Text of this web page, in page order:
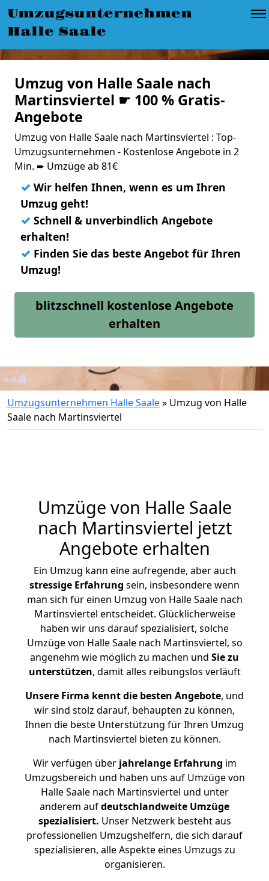
Umzugsunternehmen
Halle Saale
Umzug von Halle Saale nach
Martinsviertel ☛ 100 % Gratis-
Angebote
Umzug von Halle Saale nach Martinsviertel : Top-
Umzugsunternehmen - Kostenlose Angebote in 2
Min. ➨ Umzüge ab 81€
✓ Wir helfen Ihnen, wenn es um Ihren
Umzug geht!
✓ Schnell & unverbindlich Angebote
erhalten!
✓ Finden Sie das beste Angebot für Ihren
Umzug!
blitzschnell kostenlose Angebote
erhalten
Umzugsunternehmen Halle Saale» Umzug von Halle
Saale nach Martinsviertel
Umzüge von Halle Saale
nach Martinsviertel jetzt
Angebote erhalten
Ein Umzug kann eine aufregende, aber auch
stressige Erfahrung sein, insbesondere wenn
man sich für einen Umzug von Halle Saale nach
Martinsviertel entscheidet. Glücklicherweise
haben wir uns darauf spezialisiert, solche
Umzüge von Halle Saale nach Martinsviertel, so
angenehm wie möglich zu machen und Sie zu
unterstützen, damit alles reibungslos verläuft
Unsere Firma kennt die besten Angebote, und
wir sind stolz darauf, behaupten zu können,
Ihnen die beste Unterstützung für Ihren Umzug
nach Martinsviertel bieten zu können.
Wir verfügen überjahrelange Erfahrung im
Umzugsbereich und haben uns auf Umzüge von
Halle Saale nach Martinsviertel und unter
anderem aufdeutschlandweite Umzüge
spezialisiert. Unser Netzwerk besteht aus
professionellen Umzugshelfern, die sich darauf
spezialisieren, alle Aspekte eines Umzugs zu
organisieren.